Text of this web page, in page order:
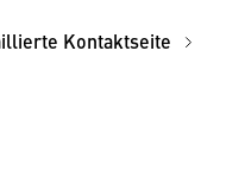
Kontaktseite